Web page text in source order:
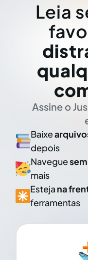
Leia
Assine o
Baixe
depois
Navegue
mais
Esteja na
ferramentas